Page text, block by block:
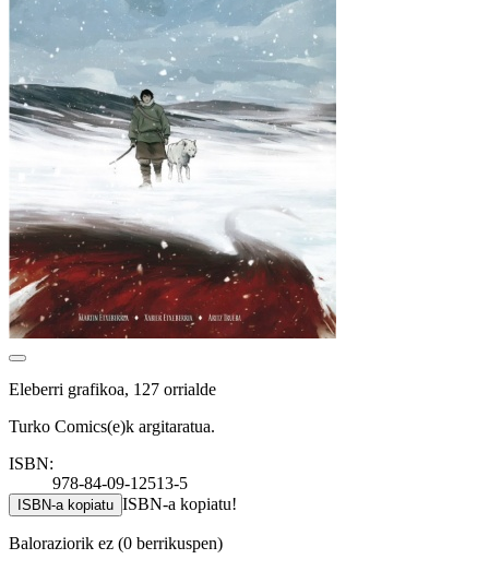
Eleberri grafikoa, 127 orrialde
Turko Comics(e)k argitaratua.
ISBN:
978-84-09-12513-5
ISBN-a kopiatu ISBN-a kopiatu!
Baloraziorik ez (0 berrikuspen)